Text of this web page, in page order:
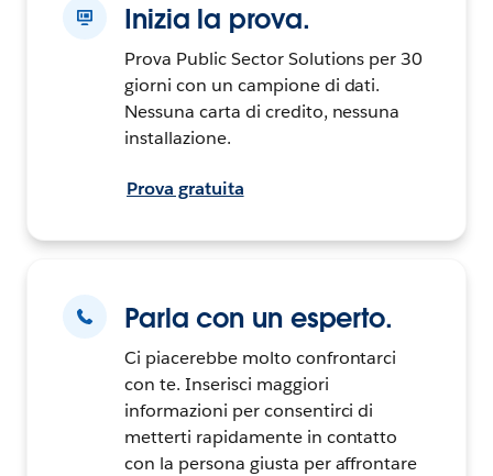
Inizia la prova.
Prova Public Sector Solutions per 30
giorni con un campione di dati.
Nessuna carta di credito, nessuna
installazione.
Prova gratuita
Parla con un esperto.
Ci piacerebbe molto confrontarci
con te. Inserisci maggiori
informazioni per consentirci di
metterti rapidamente in contatto
con la persona giusta per affrontare